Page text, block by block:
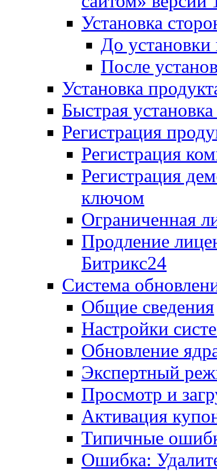
Установка
До установки
После
Установка
Быстрая
Регистрация
Регистрация
Регистрация
ключом
Ограниченная
Продление
Битрикс24
Система
Общие сведения
Настройки
Обновление
Экспертный
Просмотр и
Активация
Типичные
Ошибка: